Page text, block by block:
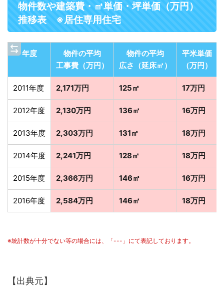
物件数や建築費・㎡単価・坪単価（万円）
推移表 ※居住専用住宅
年度
物件の平均
工事費（万円）
物件の平均
広さ（延床㎡）
平米単価
（万円）
2011年度 2,171万円 125㎡ 17万円
2012年度 2,130万円 136㎡ 16万円
2013年度 2,303万円 131㎡ 18万円
2014年度 2,241万円 128㎡ 18万円
2015年度 2,366万円 146㎡ 16万円
2016年度 2,584万円 146㎡ 18万円
※統計数が十分でない等の場合には、「---」にて表記しております。
【出典元】